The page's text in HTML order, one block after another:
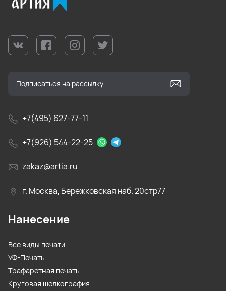
+7(495) 627-77-11
+7(926) 544-22-25
zakaz@artia.ru
г. Москва, Бережковская наб. 20стр77
Нанесение
Все виды печати
УФ-Печать
Трафаретная печать
Круговая шелкография